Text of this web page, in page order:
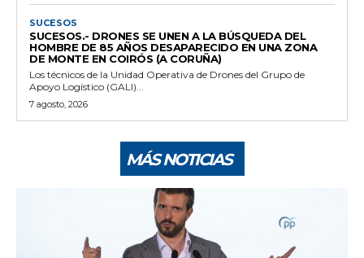
SUCESOS
SUCESOS.- DRONES SE UNEN A LA BÚSQUEDA DEL
HOMBRE DE 85 AÑOS DESAPARECIDO EN UNA ZONA
DE MONTE EN COIRÓS (A CORUÑA)
Los técnicos de la Unidad Operativa de Drones del Grupo de
Apoyo Logístico (GALI)...
7 agosto, 2026
MÁS NOTICIAS